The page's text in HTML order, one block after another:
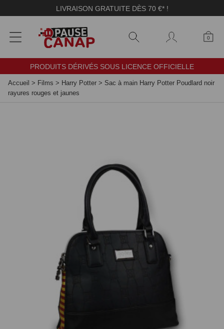
LIVRAISON GRATUITE DÈS 70 €* !
0
PRODUITS DÉRIVÉS SOUS LICENCE OFFICIELLE
Accueil > Films > Harry Potter > Sac à main Harry Potter Poudlard noir
rayures rouges et jaunes
Panneau de gestion des cookies